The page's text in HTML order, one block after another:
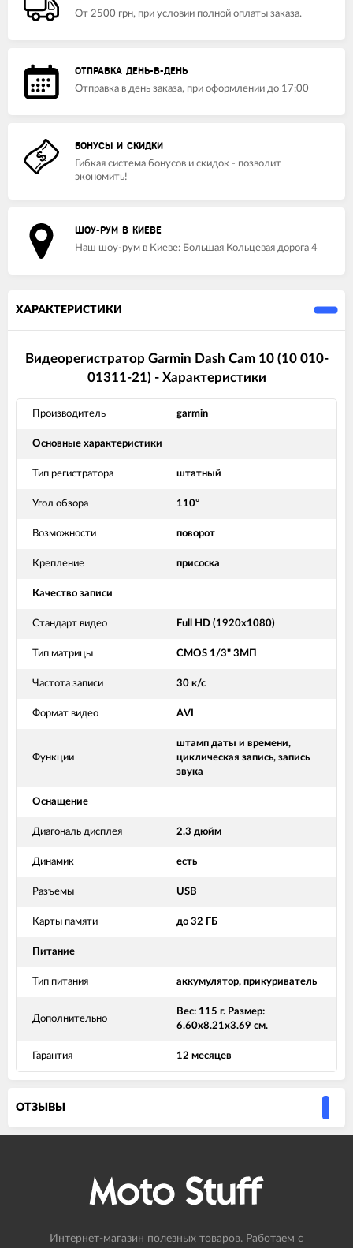
От 2500 грн, при условии полной оплаты заказа.
ОТПРАВКА ДЕНЬ-В-ДЕНЬ
Отправка в день заказа, при оформлении до 17:00
БОНУСЫ И СКИДКИ
Гибкая система бонусов и скидок - позволит
экономить!
ШОУ-РУМ В КИЕВЕ
Наш шоу-рум в Киеве: Большая Кольцевая дорога 4
ХАРАКТЕРИСТИКИ
Видеорегистратор Garmin Dash Cam 10 (10 010-
01311-21) - Характеристики
Производитель garmin
Основные характеристики
Тип регистратора штатный
Угол обзора 110°
Возможности поворот
Крепление присоска
Качество записи
Стандарт видео Full HD (1920x1080)
Тип матрицы CMOS 1/3" 3МП
Частота записи 30 к/с
Формат видео AVI
Функции
штамп даты и времени,
циклическая запись, запись
звука
Оснащение
Диагональ дисплея 2.3 дюйм
Динамик есть
Разъемы USB
Карты памяти до 32 ГБ
Питание
Тип питания аккумулятор, прикуриватель
Дополнительно
Вес: 115 г. Размер:
6.60x8.21x3.69 см.
Гарантия 12 месяцев
ОТЗЫВЫ
Интернет-магазин полезных товаров. Работаем с